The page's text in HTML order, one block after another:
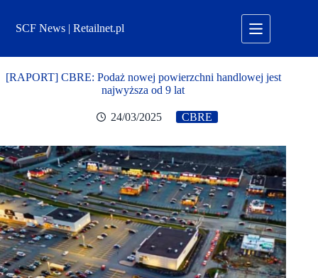
treściSCF News | Retailnet.pl
[RAPORT] CBRE: Podaż nowej powierzchni handlowej jest
najwyższa od 9 lat
24/03/2025 CBRE